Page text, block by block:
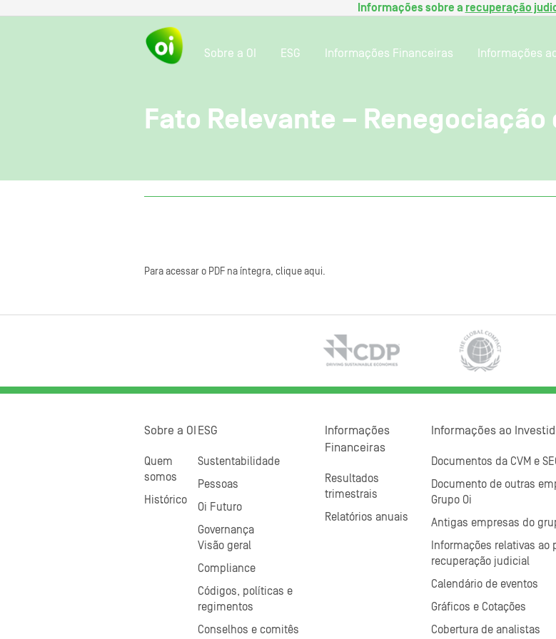
Informações sobre a recuperação
Sobre a OI ESG Informações Financeiras Informações
Fato Relevante – Renegociação
Para acessar o PDF na íntegra, clique aqui.
Sobre a OI
Quem
somos
Histórico
ESG
Sustentabilidade
Pessoas
Oi Futuro
Governança
Visão geral
Compliance
Códigos, políticas e
regimentos
Conselhos e comitês
Informações
Financeiras
Resultados
trimestrais
Relatórios anuais
Informações ao
Documentos da CVM e
Documento de outras
Grupo Oi
Antigas empresas do
Informações relativas ao
recuperação judicial
Calendário de eventos
Gráficos e Cotações
Cobertura de analistas